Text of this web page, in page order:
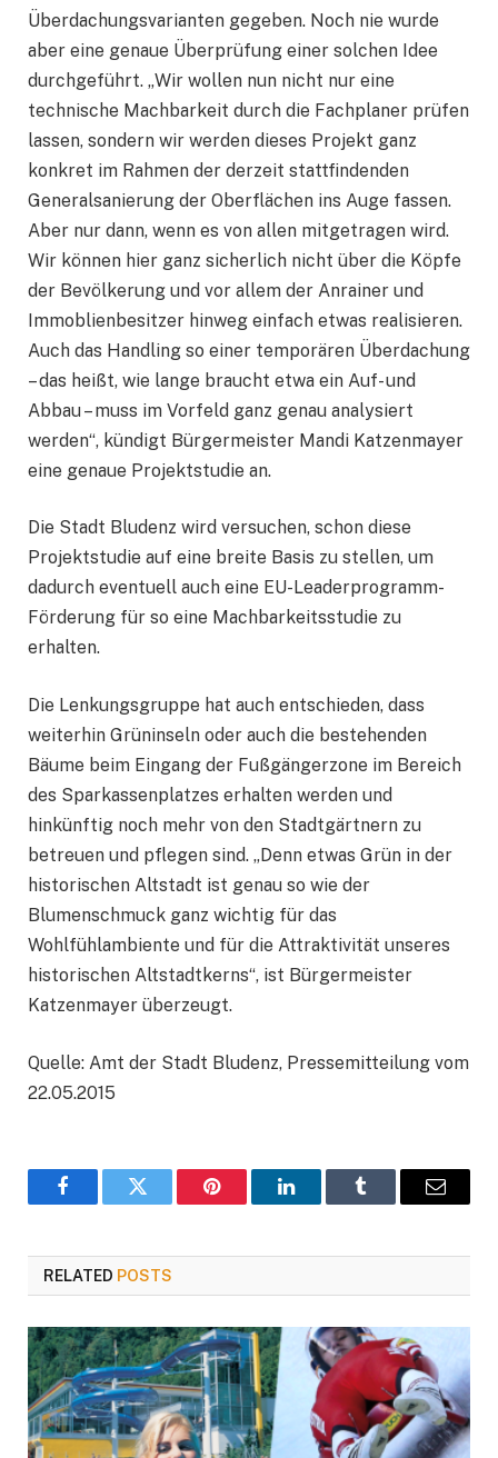
Überdachungsvarianten gegeben. Noch nie wurde
aber eine genaue Überprüfung einer solchen Idee
durchgeführt. „Wir wollen nun nicht nur eine
technische Machbarkeit durch die Fachplaner prüfen
lassen, sondern wir werden dieses Projekt ganz
konkret im Rahmen der derzeit stattfindenden
Generalsanierung der Oberflächen ins Auge fassen.
Aber nur dann, wenn es von allen mitgetragen wird.
Wir können hier ganz sicherlich nicht über die Köpfe
der Bevölkerung und vor allem der Anrainer und
Immoblienbesitzer hinweg einfach etwas realisieren.
Auch das Handling so einer temporären Überdachung
– das heißt, wie lange braucht etwa ein Auf- und
Abbau – muss im Vorfeld ganz genau analysiert
werden“, kündigt Bürgermeister Mandi Katzenmayer
eine genaue Projektstudie an.
Die Stadt Bludenz wird versuchen, schon diese
Projektstudie auf eine breite Basis zu stellen, um
dadurch eventuell auch eine EU-Leaderprogramm-
Förderung für so eine Machbarkeitsstudie zu
erhalten.
Die Lenkungsgruppe hat auch entschieden, dass
weiterhin Grüninseln oder auch die bestehenden
Bäume beim Eingang der Fußgängerzone im Bereich
des Sparkassenplatzes erhalten werden und
hinkünftig noch mehr von den Stadtgärtnern zu
betreuen und pflegen sind. „Denn etwas Grün in der
historischen Altstadt ist genau so wie der
Blumenschmuck ganz wichtig für das
Wohlfühlambiente und für die Attraktivität unseres
historischen Altstadtkerns“, ist Bürgermeister
Katzenmayer überzeugt.
Quelle: Amt der Stadt Bludenz, Pressemitteilung vom
22.05.2015
FacebookTwitter Pinterest LinkedInTumblr Email
RELATED POSTS